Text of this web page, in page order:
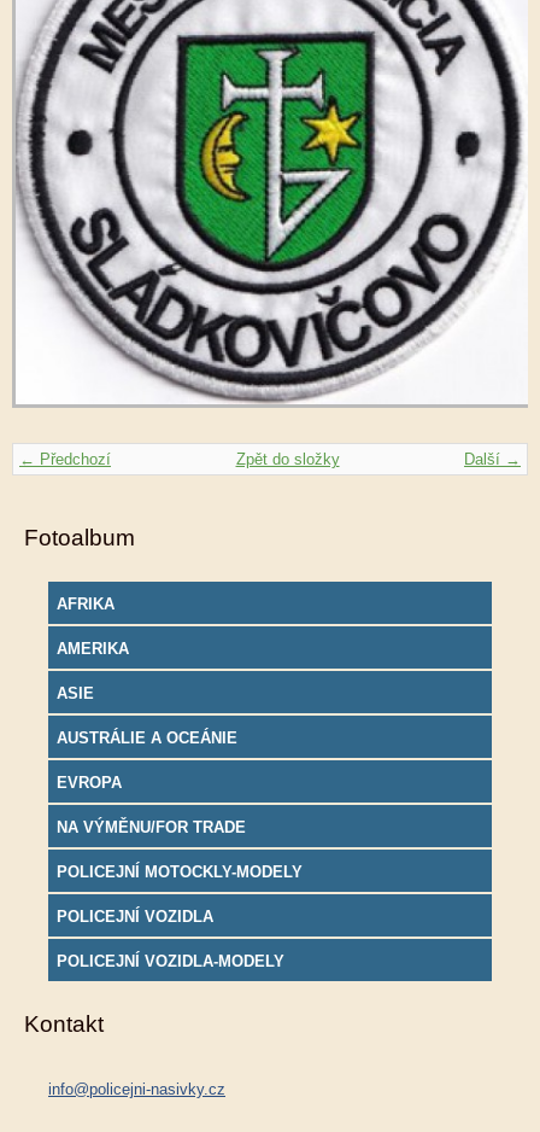
← Předchozí Další →
Zpět do složky
Fotoalbum
AFRIKA
AMERIKA
ASIE
AUSTRÁLIE A OCEÁNIE
EVROPA
NA VÝMĚNU/FOR TRADE
POLICEJNÍ MOTOCKLY-MODELY
POLICEJNÍ VOZIDLA
POLICEJNÍ VOZIDLA-MODELY
Kontakt
info@policejni-nasivky.cz